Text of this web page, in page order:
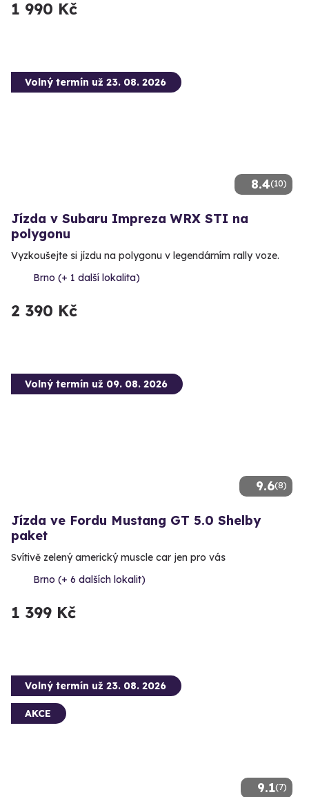
1 990 Kč
8.4(10)
Volný termín už 23. 08. 2026
Jízda v Subaru Impreza WRX STI na
polygonu
Vyzkoušejte si jízdu na polygonu v legendárním rally voze.
Brno (+ 1 další lokalita)
2 390 Kč
9.6(8)
Volný termín už 09. 08. 2026
Jízda ve Fordu Mustang GT 5.0 Shelby
paket
Svítivě zelený americký muscle car jen pro vás
Brno (+ 6 dalších lokalit)
1 399 Kč
9.1(7)
Volný termín už 23. 08. 2026
AKCE